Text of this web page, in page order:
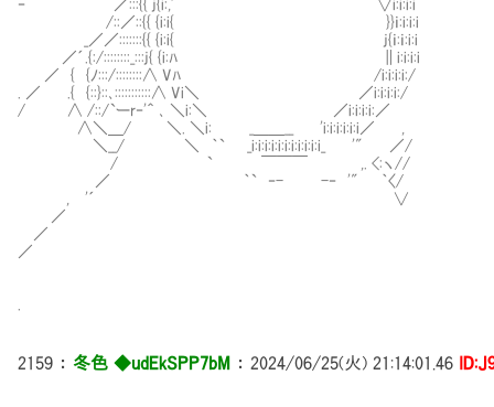
‐ ￣ ／:::{{ j{i:,' ∨i:i:i:i
/::／::{{ {i:i{ }}ｉ:i:i:i
_／／:::::::{{ {i:i{ j{ｉ:ｉ:i:i
／´.{:/::::::::_:::j{ {i:ﾊ ∥i:i:i:i
／ { {ﾉ:::/::::::::∧ Vﾊ /i:i:i:i:/
. ／ .{ {::}::､:::::::::::∧ Vi＼ ／i:i:i:i:/
/ ∧ /::/`ーr‐'＾ ､ ＼i:＼ ／i:i:i:i:／
∧＼＿/ ＼. ＼i: _＿＿__ 'i:i:i:i:i:i／ ,
＼__/ ＼ ｀` _i:i:i:i:i:i:i:i:i:i:i_ '" ／/
/ ` ￣￣￣ ,. <:ヽ//
／ ｀` ‐- -‐ '" ｀〈/
, '´ ∨
／
／
／
2159 ： 冬色 ◆udEkSPP7bM ： 2024/06/25(火) 21:14:01.46